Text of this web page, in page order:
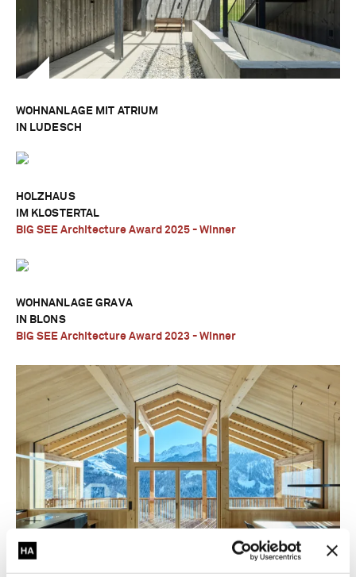
WOHNANLAGE MIT ATRIUM
IN LUDESCH
HOLZHAUS
IM KLOSTERTAL
BIG SEE Architecture Award 2025 - Winner
WOHNANLAGE GRAVA
IN BLONS
BIG SEE Architecture Award 2023 - Winner